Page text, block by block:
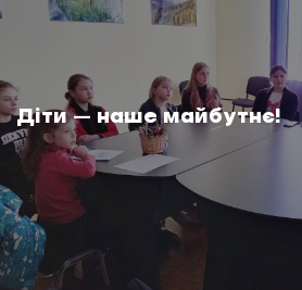
Діти – наше майбутнє!